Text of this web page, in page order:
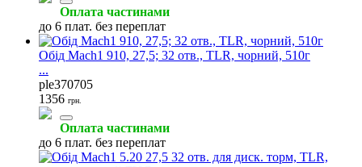
Оплата частинами
до 6 плат. без переплат
Обід Mach1 910, 27,5; 32 отв., TLR, чорний, 510г
...
ple370705
1356 грн.
Оплата частинами
до 6 плат. без переплат